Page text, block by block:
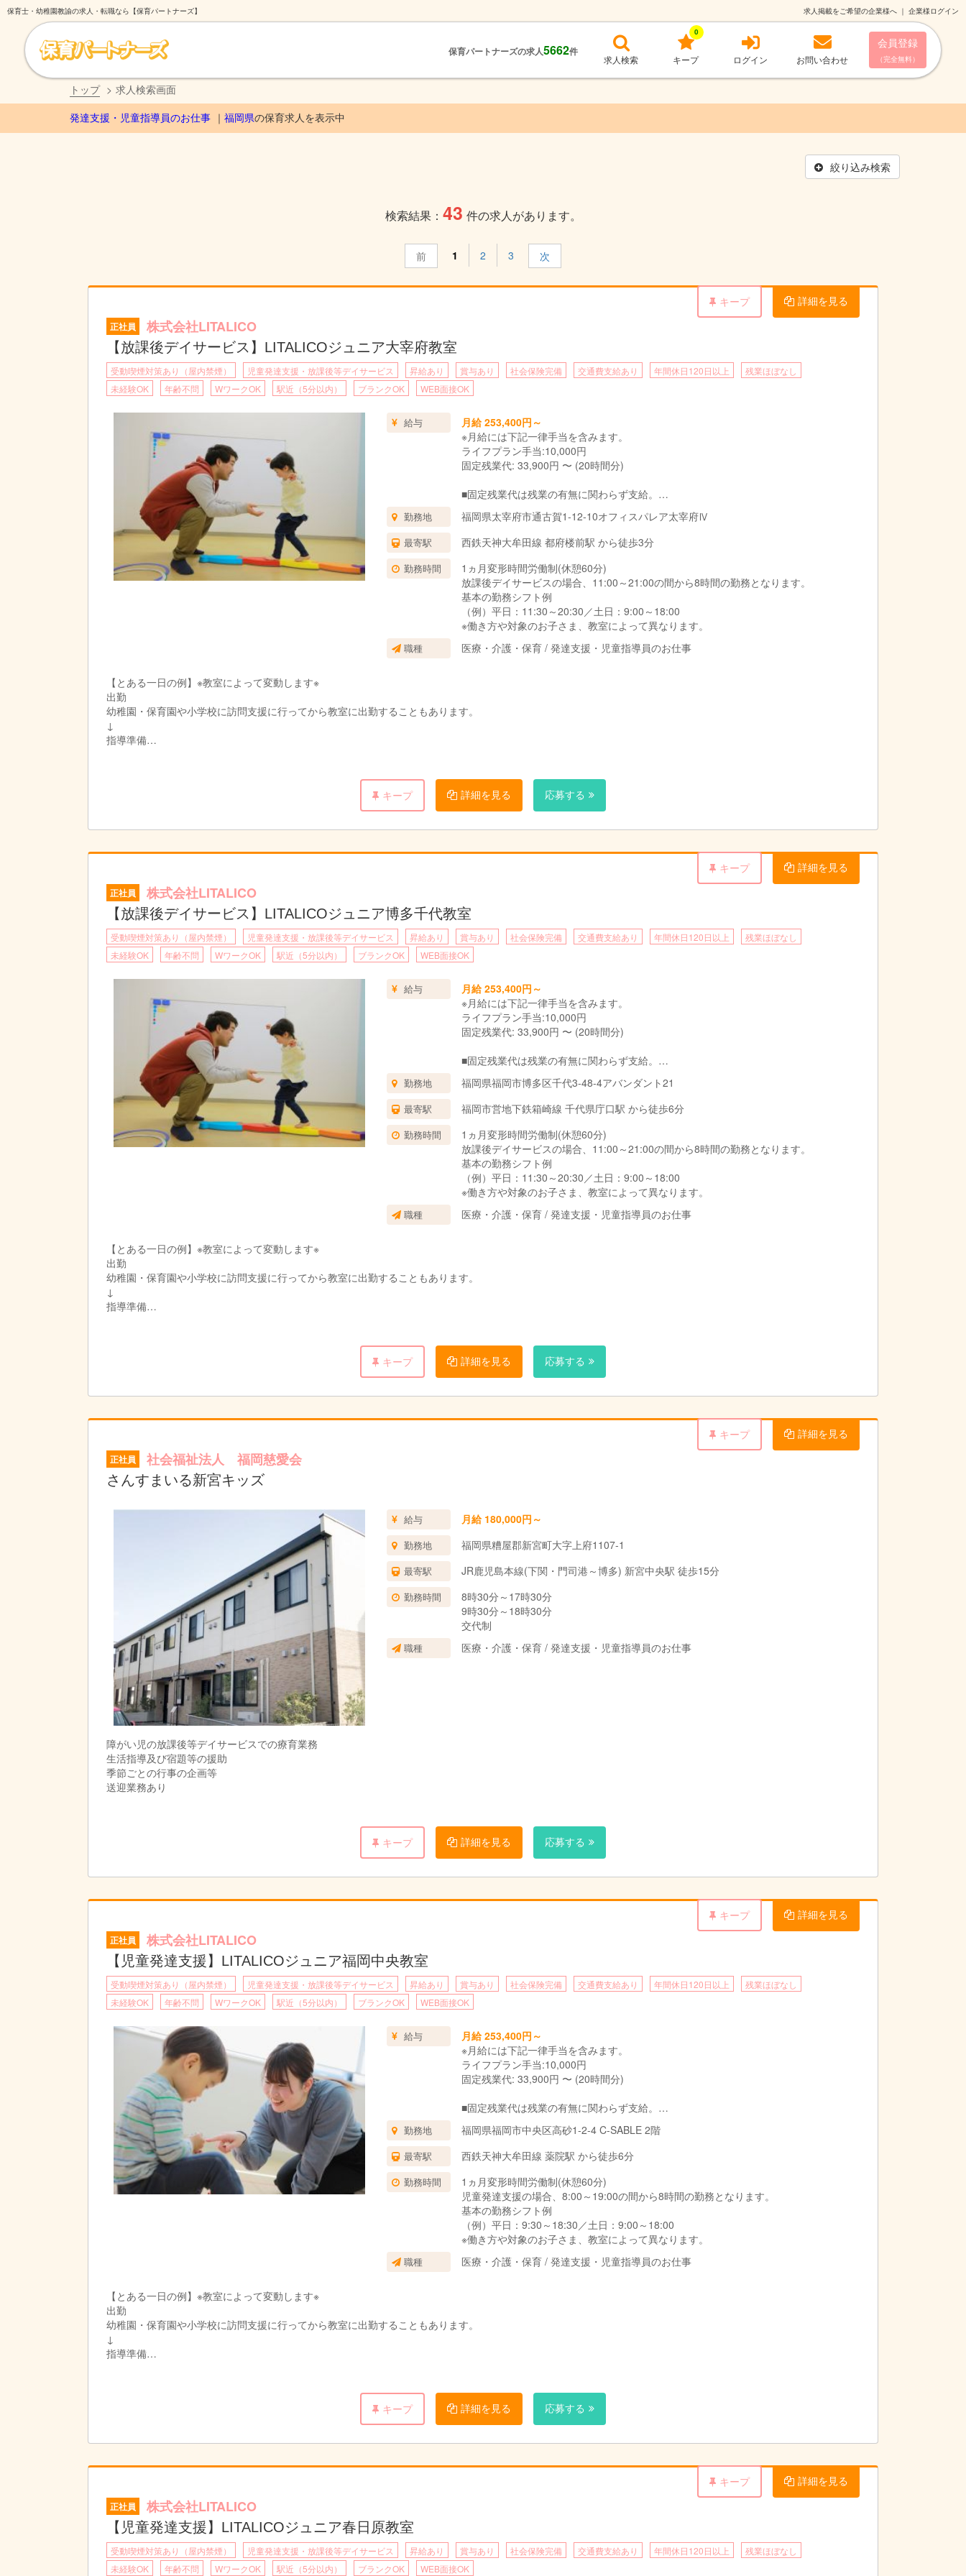
保育士・幼稚園教諭の求人・転職なら【保育パートナーズ】 求人掲載をご希望の企業様へ ｜ 企業様ログイン
保育パートナーズの求人5662件
求人検索 キープ
0
ログイン お問い合わせ
会員登録
（完全無料）
トップ 求人検索画面
発達支援・児童指導員のお仕事 福岡県の保育求人を表示中
絞り込み検索
検索結果： 43 件の求人があります。
前 1 2 3 次
キープ 詳細を見る
正社員 株式会社LITALICO
【放課後デイサービス】LITALICOジュニア大宰府教室
受動喫煙対策あり（屋内禁煙） 児童発達支援・放課後等デイサービス 昇給あり 賞与あり 社会保険完備 交通費支給あり 年間休日120日以上
残業ほぼなし
未経験OK
年齢不問 WワークOK 駅近（5分以内） ブランクOK WEB面接OK
給与
月給 253,400円～
※月給には下記一律手当を含みます。
ライフプラン手当:10,000円
固定残業代: 33,900円 〜 (20時間分)
■固定残業代は残業の有無に関わらず支給。
上記の想定時間を超えた場合は、別途割増賃金を支給いたします。
■試用期間3ヶ月あり。
期間中の待遇に変更はありません。
勤務地 福岡県太宰府市通古賀1-12-10オフィスパレア太宰府Ⅳ
最寄駅 西鉄天神大牟田線 都府楼前駅 から徒歩3分
勤務時間
1ヵ月変形時間労働制(休憩60分)
放課後デイサービスの場合、11:00～21:00の間から8時間の勤務となります。
基本の勤務シフト例
（例）平日：11:30～20:30／土日：9:00～18:00
※働き方や対象のお子さま、教室によって異なります。
職種 医療・介護・保育 / 発達支援・児童指導員のお仕事
【とある一日の例】※教室によって変動します※
出勤
幼稚園・保育園や小学校に訪問支援に行ってから教室に出勤することもあります。
↓
指導準備
お子さまひとり一人に6か月間の個別支援計画を作成しています。
↓
↓
個別支援計画に基づきお子さまに指導を実施します。
個別指導では45分の指導をし、小集団指導では1時間半～3時間の指導をします。
終礼|スタッフ間でお子さま保護者さまの情報共有や翌日の準備をします。
↓
退勤|本日もお疲れさまでした！
キープ 詳細を見る 応募する
キープ 詳細を見る
正社員 株式会社LITALICO
【放課後デイサービス】LITALICOジュニア博多千代教室
受動喫煙対策あり（屋内禁煙） 児童発達支援・放課後等デイサービス 昇給あり 賞与あり 社会保険完備 交通費支給あり 年間休日120日以上
残業ほぼなし
未経験OK
年齢不問 WワークOK 駅近（5分以内） ブランクOK WEB面接OK
給与
月給 253,400円～
※月給には下記一律手当を含みます。
ライフプラン手当:10,000円
固定残業代: 33,900円 〜 (20時間分)
■固定残業代は残業の有無に関わらず支給。
上記の想定時間を超えた場合は、別途割増賃金を支給いたします。
■試用期間3ヶ月あり。
期間中の待遇に変更はありません。
勤務地 福岡県福岡市博多区千代3-48-4アバンダント21
最寄駅 福岡市営地下鉄箱崎線 千代県庁口駅 から徒歩6分
勤務時間
1ヵ月変形時間労働制(休憩60分)
放課後デイサービスの場合、11:00～21:00の間から8時間の勤務となります。
基本の勤務シフト例
（例）平日：11:30～20:30／土日：9:00～18:00
※働き方や対象のお子さま、教室によって異なります。
職種 医療・介護・保育 / 発達支援・児童指導員のお仕事
【とある一日の例】※教室によって変動します※
出勤
幼稚園・保育園や小学校に訪問支援に行ってから教室に出勤することもあります。
↓
指導準備
お子さまひとり一人に6か月間の個別支援計画を作成しています。
↓
↓
個別支援計画に基づきお子さまに指導を実施します。
個別指導では45分の指導をし、小集団指導では1時間半～3時間の指導をします。
↓
↓
キープ 詳細を見る 応募する
キープ 詳細を見る
正社員 社会福祉法人 福岡慈愛会
さんすまいる新宮キッズ
給与 月給 180,000円～
勤務地 福岡県糟屋郡新宮町大字上府1107-1
最寄駅 JR鹿児島本線(下関・門司港～博多) 新宮中央駅 徒歩15分
勤務時間
8時30分～17時30分
9時30分～18時30分
交代制
職種 医療・介護・保育 / 発達支援・児童指導員のお仕事
障がい児の放課後等デイサービスでの療育業務
生活指導及び宿題等の援助
季節ごとの行事の企画等
送迎業務あり
キープ 詳細を見る 応募する
キープ 詳細を見る
正社員 株式会社LITALICO
【児童発達支援】LITALICOジュニア福岡中央教室
受動喫煙対策あり（屋内禁煙） 児童発達支援・放課後等デイサービス 昇給あり 賞与あり 社会保険完備 交通費支給あり 年間休日120日以上
残業ほぼなし
未経験OK
年齢不問 WワークOK 駅近（5分以内） ブランクOK WEB面接OK
給与
月給 253,400円～
※月給には下記一律手当を含みます。
ライフプラン手当:10,000円
固定残業代: 33,900円 〜 (20時間分)
■固定残業代は残業の有無に関わらず支給。
上記の想定時間を超えた場合は、別途割増賃金を支給いたします。
■試用期間3ヶ月あり。
期間中の待遇に変更はありません。
勤務地 福岡県福岡市中央区高砂1-2-4 C-SABLE 2階
最寄駅 西鉄天神大牟田線 薬院駅 から徒歩6分
勤務時間
1ヵ月変形時間労働制(休憩60分)
児童発達支援の場合、8:00～19:00の間から8時間の勤務となります。
基本の勤務シフト例
（例）平日：9:30～18:30／土日：9:00～18:00
※働き方や対象のお子さま、教室によって異なります。
職種 医療・介護・保育 / 発達支援・児童指導員のお仕事
【とある一日の例】※教室によって変動します※
出勤
幼稚園・保育園や小学校に訪問支援に行ってから教室に出勤することもあります。
↓
指導準備
お子さまひとり一人に6か月間の個別支援計画を作成しています。
↓
↓
個別支援計画に基づきお子さまに指導を実施します。
個別指導では45分の指導をし、小集団指導では1時間半～3時間の指導をします。
終礼|スタッフ間でお子さま保護者さまの情報共有や翌日の準備をします。
↓
退勤|本日もお疲れさまでした！
キープ 詳細を見る 応募する
キープ 詳細を見る
正社員 株式会社LITALICO
【児童発達支援】LITALICOジュニア春日原教室
受動喫煙対策あり（屋内禁煙） 児童発達支援・放課後等デイサービス 昇給あり 賞与あり 社会保険完備 交通費支給あり 年間休日120日以上
残業ほぼなし
未経験OK
年齢不問 WワークOK 駅近（5分以内） ブランクOK WEB面接OK